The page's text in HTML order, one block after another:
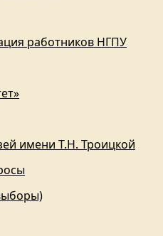
работников НГПУ
имени Т.Н. Троицкой